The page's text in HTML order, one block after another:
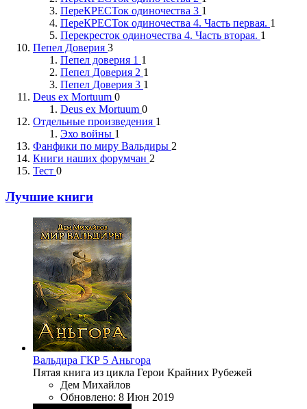
ПереКРЕСТок одиночества 3 1
ПереКРЕСТок одиночества 4. Часть первая. 1
Перекресток одиночества 4. Часть вторая. 1
Пепел Доверия 3
Пепел доверия 1 1
Пепел Доверия 2 1
Пепел Доверия 3 1
Deus ex Mortuum 0
Deus ex Mortuum 0
Отдельные произведения 1
Эхо войны 1
Фанфики по миру Вальдиры 2
Книги наших форумчан 2
Тест 0
Лучшие книги
Вальдира ГКР 5 Аньгора
Пятая книга из цикла Герои Крайних Рубежей
Дем Михайлов
Обновлено: 8 Июн 2019